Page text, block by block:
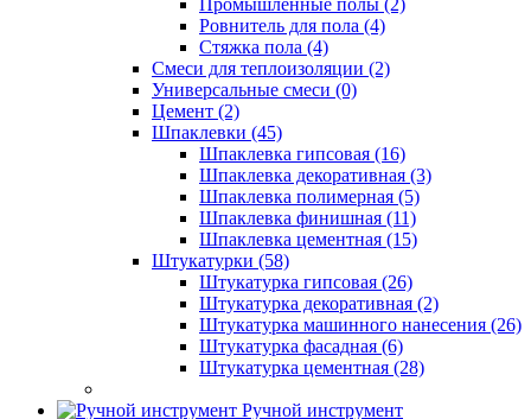
Промышленные полы (2)
Ровнитель для пола (4)
Стяжка пола (4)
Смеси для теплоизоляции (2)
Универсальные смеси (0)
Цемент (2)
Шпаклевки (45)
Шпаклевка гипсовая (16)
Шпаклевка декоративная (3)
Шпаклевка полимерная (5)
Шпаклевка финишная (11)
Шпаклевка цементная (15)
Штукатурки (58)
Штукатурка гипсовая (26)
Штукатурка декоративная (2)
Штукатурка машинного нанесения (26)
Штукатурка фасадная (6)
Штукатурка цементная (28)
Ручной инструмент